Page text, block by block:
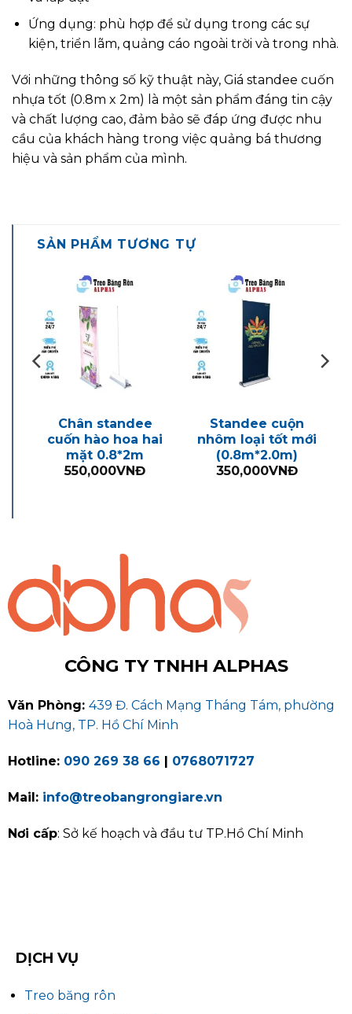
Ứng dụng: phù hợp để sử dụng trong các sự
kiện, triển lãm, quảng cáo ngoài trời và trong nhà.
Với những thông số kỹ thuật này, Giá standee cuốn
nhựa tốt (0.8m x 2m) là một sản phẩm đáng tin cậy
và chất lượng cao, đảm bảo sẽ đáp ứng được nhu
cầu của khách hàng trong việc quảng bá thương
hiệu và sản phẩm của mình.
SẢN PHẨM TƯƠNG TỰ
Chân standee
cuốn hào hoa hai
mặt 0.8*2m
550,000VNĐ
Standee cuộn
nhôm loại tốt mới
(0.8m*2.0m)
350,000VNĐ
CÔNG TY TNHH ALPHAS
Văn Phòng: 439 Đ. Cách Mạng Tháng Tám, phường
Hoà Hưng, TP. Hồ Chí Minh
Hotline: 090 269 38 66 0768071727
Mail: info@treobangrongiare.vn
Nơi cấp: Sở kế hoạch và đầu tư TP.Hồ Chí Minh
DỊCH VỤ
Treo băng rôn